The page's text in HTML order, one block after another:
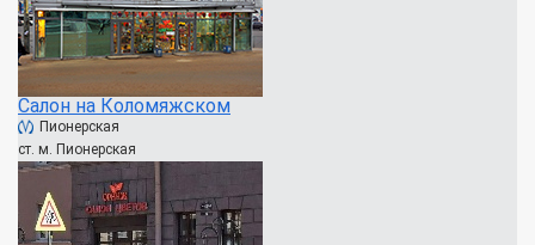
Салон на Коломяжском
Пионерская
ст. м. Пионерская